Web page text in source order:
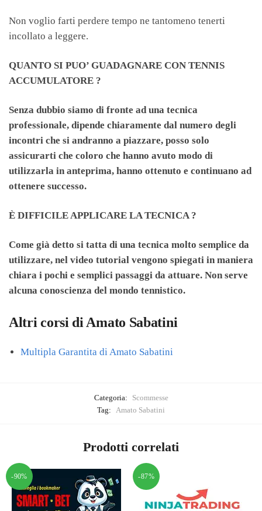
Non voglio farti perdere tempo ne tantomeno tenerti
incollato a leggere.
QUANTO SI PUO’ GUADAGNARE CON TENNIS
ACCUMULATORE ?
Senza dubbio siamo di fronte ad una tecnica
professionale, dipende chiaramente dal numero degli
incontri che si andranno a piazzare, posso solo
assicurarti che coloro che hanno avuto modo di
utilizzarla in anteprima, hanno ottenuto e continuano ad
ottenere successo.
È DIFFICILE APPLICARE LA TECNICA ?
Come già detto si tatta di una tecnica molto semplice da
utilizzare, nel video tutorial vengono spiegati in maniera
chiara i pochi e semplici passaggi da attuare. Non serve
alcuna conoscienza del mondo tennistico.
Altri corsi di Amato Sabatini
Multipla Garantita di Amato Sabatini
Categoria:
Scommesse
Tag:
Amato Sabatini
Prodotti correlati
-90% -87%